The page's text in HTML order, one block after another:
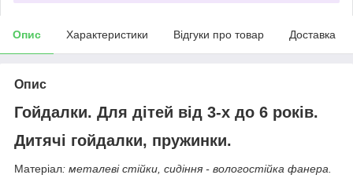
Опис Характеристики Відгуки про товар Доставка
Опис
Гойдалки. Для дітей від 3-х до 6 років.
Дитячі гойдалки, пружинки.
Матеріал: металеві стійки, сидіння - вологостійка фанера.